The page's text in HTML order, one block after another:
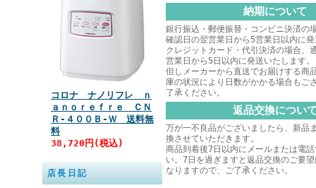
コロナ ナノリフレ ｎ
ａｎｏｒｅｆｒｅ ＣＮ
Ｒ‐４００Ｂ‐Ｗ 送料無
料
38,720円(税込)
店長日記
納期について
銀行振込・郵便振替・コンビニ決済の
確認日の翌営業日から5営業日以内に
クレジットカード・代引決済の場合、
営業日から5日以内に発送いたします。
但しメーカーから直送でお届けする商
庫の状況により日数がかかる場合もご
了承ください。
返品交換につい
万が一不良品がございましたら、新品
換させていただきます。
商品到着後7日以内にメールまたは電
い。7日を過ぎますと返品交換のご要
なりますので、ご了承ください。